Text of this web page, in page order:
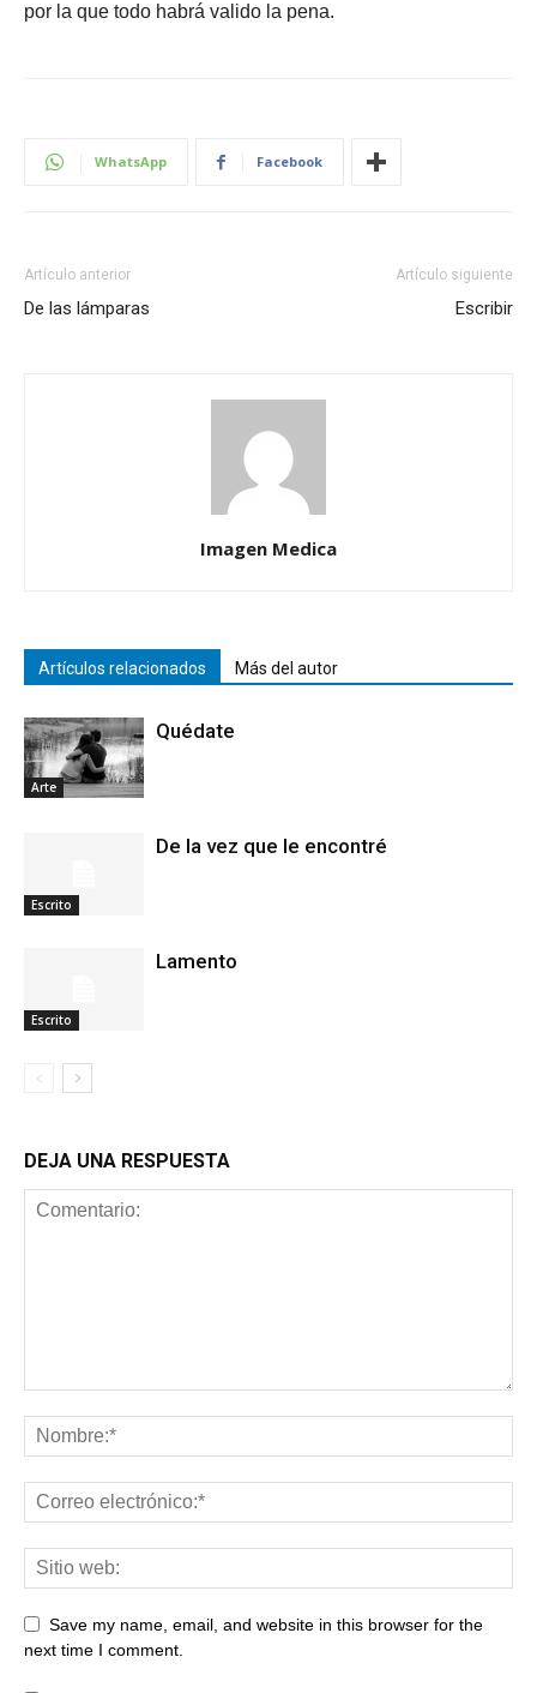
por la que todo habrá valido la pena.
WhatsApp Facebook
Artículo anterior
De las lámparas
Artículo siguiente
Escribir
Imagen Medica
Artículos relacionados Más del autor
Arte
Quédate
Escrito
De la vez que le encontré
Escrito
Lamento
DEJA UNA RESPUESTA
Save my name, email, and website in this browser for the
next time I comment.